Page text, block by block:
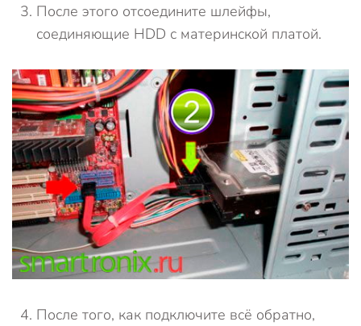
После этого отсоедините шлейфы,
соединяющие HDD с материнской платой.
После того, как подключите всё обратно,